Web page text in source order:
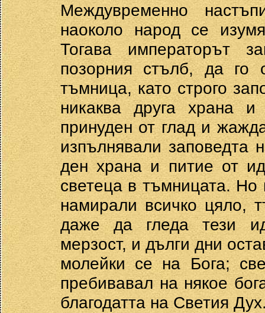
Междувременно
наоколо народ се
Тогава императорът
позорния стълб, да го
тъмница, като строго
никаква друга храна
принуден от глад и
изпълнявали заповедта
ден храна и питие от
светеца в тъмницата. Но
намирали всичко цяло,
даже да гледа тези
мерзост, и дълги дни
молейки се на Бога;
пребивавал на някое
благодатта на Светия